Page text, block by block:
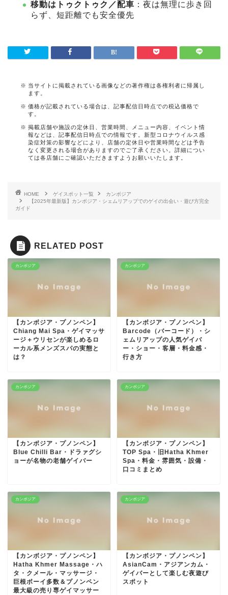
移動はトゥクトゥク／配車 ：夜は無理に歩き回
らず、短距離でも安全優先
当サイトに掲載されている画像などの著作権は各権利者に帰属し
ます。
価格が記載されている場合は、記事配信日時点での税込価格で
す。
掲載店舗や施設の定休日、営業時間、メニュー内容、イベント情
報などは、記事配信日時点での情報です。新型コロナウイルス感
染症対策の影響などにより、店舗の定休日や営業時間などは予告
なく変更される場合がありますのでご了承ください。詳細につい
ては各店舗にご確認いただきますようお願いいたします。
HOME ゲイスポット一覧
カンボジア
【2025年最新版】カンボジア・シェムリアップでのゲイの出会い・遊び方完全
ガイド
RELATED POST
カンボジア
【カンボジア・プノンペン】
Chiang Mai Spa・ゲイマッサ
ージ＋ウリセンが楽しめるロ
ーカル系メンズスパの実態と
は？
カンボジア
【カンボジア・プノンペン】
Barcode（バーコード）・シ
ェムリアップの人気ゲイバ
ー・ショー・客層・料金感・
行き方
カンボジア
【カンボジア・プノンペン】
Blue Chilli Bar・ドラァグシ
ョーが名物の老舗ゲイバー
カンボジア
【カンボジア・プノンペン】
TOP Spa・旧Hatha Khmer
Spa・料金・雰囲気・設備・
口コミまとめ
カンボジア
【カンボジア・プノンペン】
Hatha Khmer Massage・ハ
タ・クメール・マッサージ・
巨根ボーイ多数＆プノンペン
最大級の売り専ゲイマッサー
カンボジア
【カンボジア・プノンペン】
AsianCam・アジアンカム・
ゲイバーとして楽しむ夜遊び
スポット